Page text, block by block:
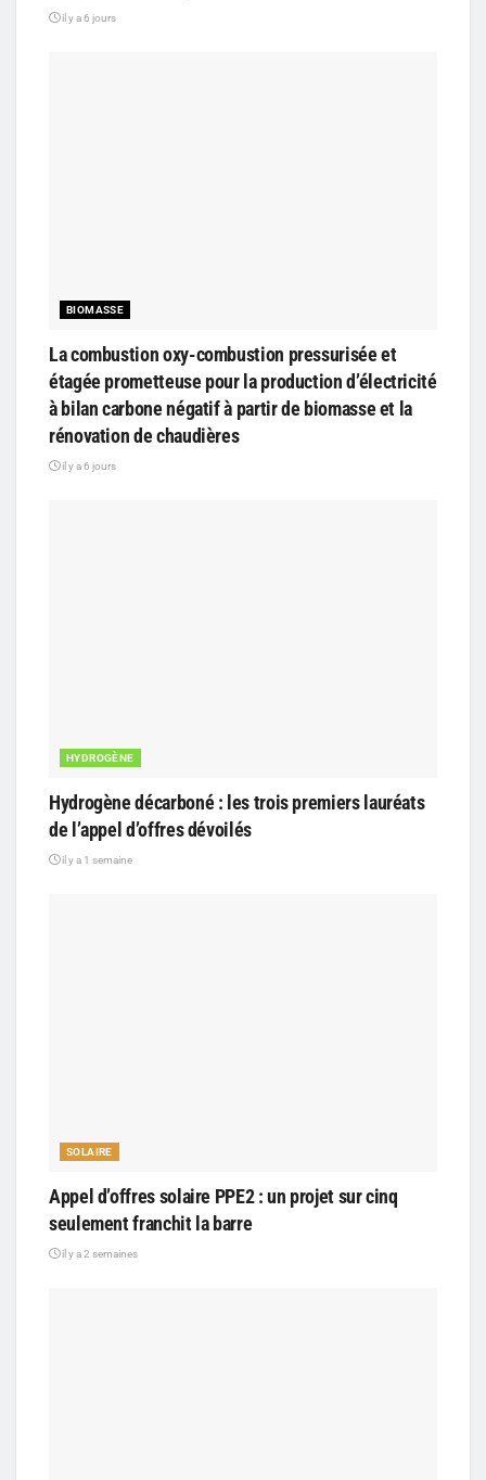
il y a 6 jours
BIOMASSE
La combustion oxy-combustion pressurisée et
étagée prometteuse pour la production d’électricité
à bilan carbone négatif à partir de biomasse et la
rénovation de chaudières
il y a 6 jours
HYDROGÈNE
Hydrogène décarboné : les trois premiers lauréats
de l’appel d’offres dévoilés
il y a 1 semaine
SOLAIRE
Appel d’offres solaire PPE2 : un projet sur cinq
seulement franchit la barre
il y a 2 semaines